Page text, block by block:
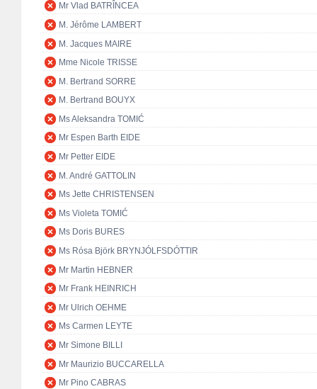
Mr Vlad BATRÎNCEA
M. Jérôme LAMBERT
M. Jacques MAIRE
Mme Nicole TRISSE
M. Bertrand SORRE
M. Bertrand BOUYX
Ms Aleksandra TOMIĆ
Mr Espen Barth EIDE
Mr Petter EIDE
M. André GATTOLIN
Ms Jette CHRISTENSEN
Ms Violeta TOMIĆ
Ms Doris BURES
Ms Rósa Björk BRYNJÓLFSDÓTTIR
Mr Martin HEBNER
Mr Frank HEINRICH
Mr Ulrich OEHME
Ms Carmen LEYTE
Mr Simone BILLI
Mr Maurizio BUCCARELLA
Mr Pino CABRAS